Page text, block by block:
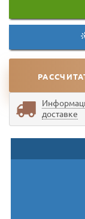
доставке